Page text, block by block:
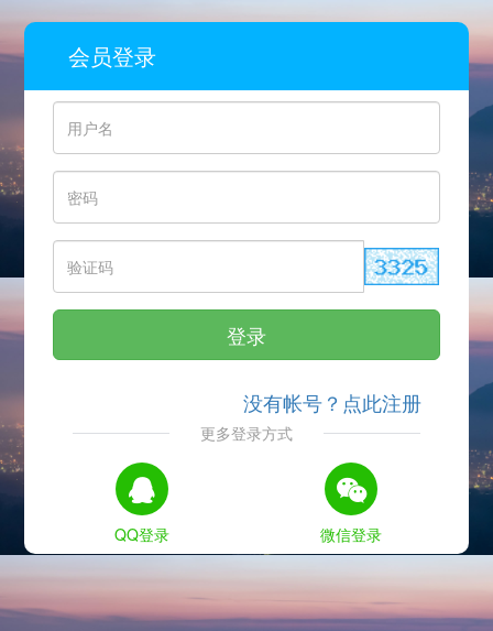
会员登录
登录
没有帐号？点此注册
更多登录方式
QQ登录 微信登录